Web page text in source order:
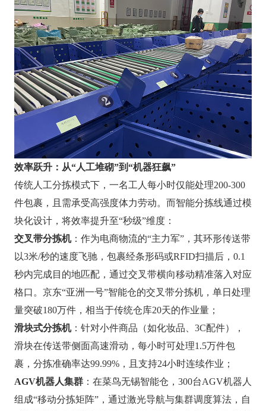
效率跃升：从“人工堆砌”到“机器狂飙”
传统人工分拣模式下，一名工人每小时仅能处理200-300
件包裹，且需承受高强度体力劳动。而智能分拣线通过模
块化设计，将效率提升至“秒级”维度：
交叉带分拣机：作为电商物流的“主力军”，其环形传送带
以3米/秒的速度飞驰，包裹经条形码或RFID扫描后，0.1
秒内完成目的地匹配，通过交叉带横向移动精准落入对应
格口。京东“亚洲一号”智能仓的交叉带分拣机，单日处理
量突破180万件，相当于传统仓库20天的作业量；
滑块式分拣机：针对小件商品（如化妆品、3C配件），
滑块在传送带侧面高速滑动，每小时可处理1.5万件包
裹，分拣准确率达99.99%，且支持24小时连续作业；
AGV机器人集群：在菜鸟无锡智能仓，300台AGV机器人
组成“移动分拣矩阵”，通过激光导航与集群调度算法，自